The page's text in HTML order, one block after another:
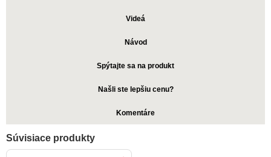
Videá
Návod
Spýtajte sa na produkt
Našli ste lepšiu cenu?
Komentáre
Súvisiace produkty